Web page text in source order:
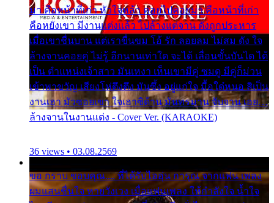
มา คือหน้าที่เก่า หัวใจหล้า คอยไปคอยมา คือหน้าที่เก่า
คือหยังเขา มีงานแต่งแล้ว ไปล้างแต่จาน ดั่งถูกประหาร
เมื่อเขาชื่นบาน แต่เราขื่นขม โอ้ รัก ลอยลม ไม่สม ดัง ใจ
ล้างจานคอยคู่ ไม่รู้ อีกนานเท่าใด จะได้ เลื่อนขั้นบันได ได้
เป็น ตำแหน่งเจ้าสาว มันเหงา เห็นเขามีคู่ ซมดู มีคู่ก็ม่วน
เข้าพาขวัญ เสียงโห่ตึงตึง มันซึ้ง อยู่แก่ใจ มื้อใด๋หนอ สิเป็น
งานเฮา มัวซอยเขา ใจเฮาซิด้าน มันทรมาน จับจาน เอย…
ล้างจานในงานแต่ง - Cover Ver. (KARAOKE)
36 views • 03.08.2569
ขอ กราบ ขอบคุณ.... ที่ได้รับไออุ่น การุณ จากแฟน เพลง
ผมแสนชื่นใจ หายวังเวง เมื่อแฟนเพลง ให้กำลังใจ น้ำใจ